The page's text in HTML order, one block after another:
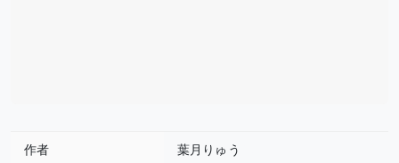
作者 葉月りゅう